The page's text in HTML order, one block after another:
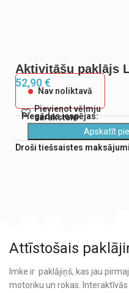
Aktivitāšu paklājs
52,90€
Nav noliktavā
Pievienot vēlmju
sarakstam
Piegādes iespējas:
Apskatīt
Droši tiešsaistes
Attīstošais
Imke ir paklājiņš, kas jau
motoriku un rokas.